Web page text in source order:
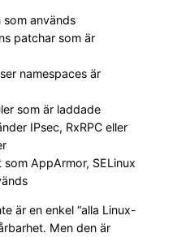
som används
patchar som är
namespaces är
som är laddade
IPsec, RxRPC eller
AppArmor, SELinux
är en enkel “alla Linux-
Men den är